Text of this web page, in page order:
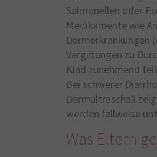
Salmonellen oder
Medikamente wie
Darmerkrankungen
Vergiftungen zu
Kind zunehmend
Bei schwerer
Darmultraschall
werden fallweise
Was Eltern